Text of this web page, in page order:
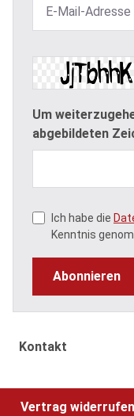
Um
abgebildeten
Ich habe die
Kenntnis
Abonnieren
Kontakt
Vertrag widerrufen